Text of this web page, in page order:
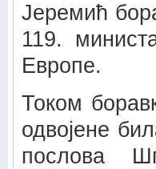
Јеремић
119.
Европе.
Током
одвојене
послова